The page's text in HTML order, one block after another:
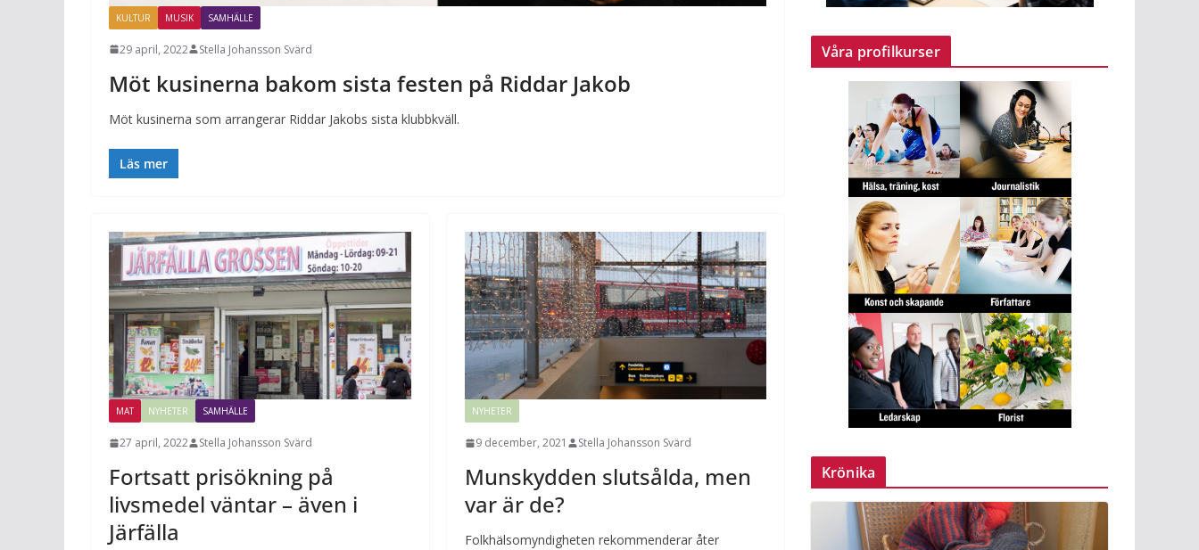
KULTUR MUSIK SAMHÄLLE
29 april, 2022 Stella Johansson Svärd
Möt kusinerna bakom sista festen på Riddar Jakob
Möt kusinerna som arrangerar Riddar Jakobs sista klubbkväll.
Läs mer
MAT NYHETER SAMHÄLLE
27 april, 2022 Stella Johansson Svärd
​​Fortsatt prisökning på
livsmedel väntar – även i
Järfälla
NYHETER
9 december, 2021 Stella Johansson Svärd
Munskydden slutsålda, men
var är de?
Folkhälsomyndigheten rekommenderar åter
Våra profilkurser
Krönika